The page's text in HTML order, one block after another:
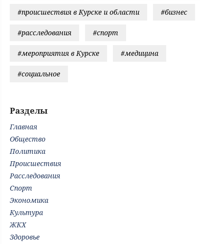
#происшествия в Курске и области #бизнес
#расследования #спорт
#мероприятия в Курске #медицина
#социальное
Разделы
Главная
Общество
Политика
Происшествия
Расследования
Спорт
Экономика
Культура
ЖКХ
Здоровье